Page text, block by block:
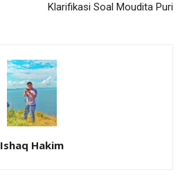
Klarifikasi Soal Moudita Puri
Ishaq Hakim